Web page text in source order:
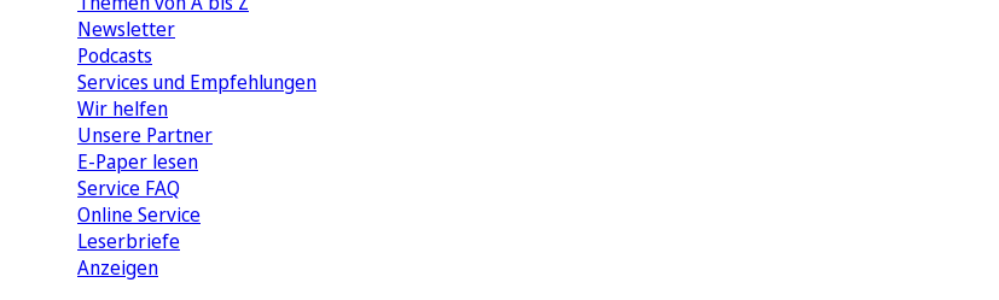
Newsletter
Podcasts
Services und Empfehlungen
Wir helfen
Unsere Partner
E-Paper lesen
Service FAQ
Online Service
Leserbriefe
Anzeigen